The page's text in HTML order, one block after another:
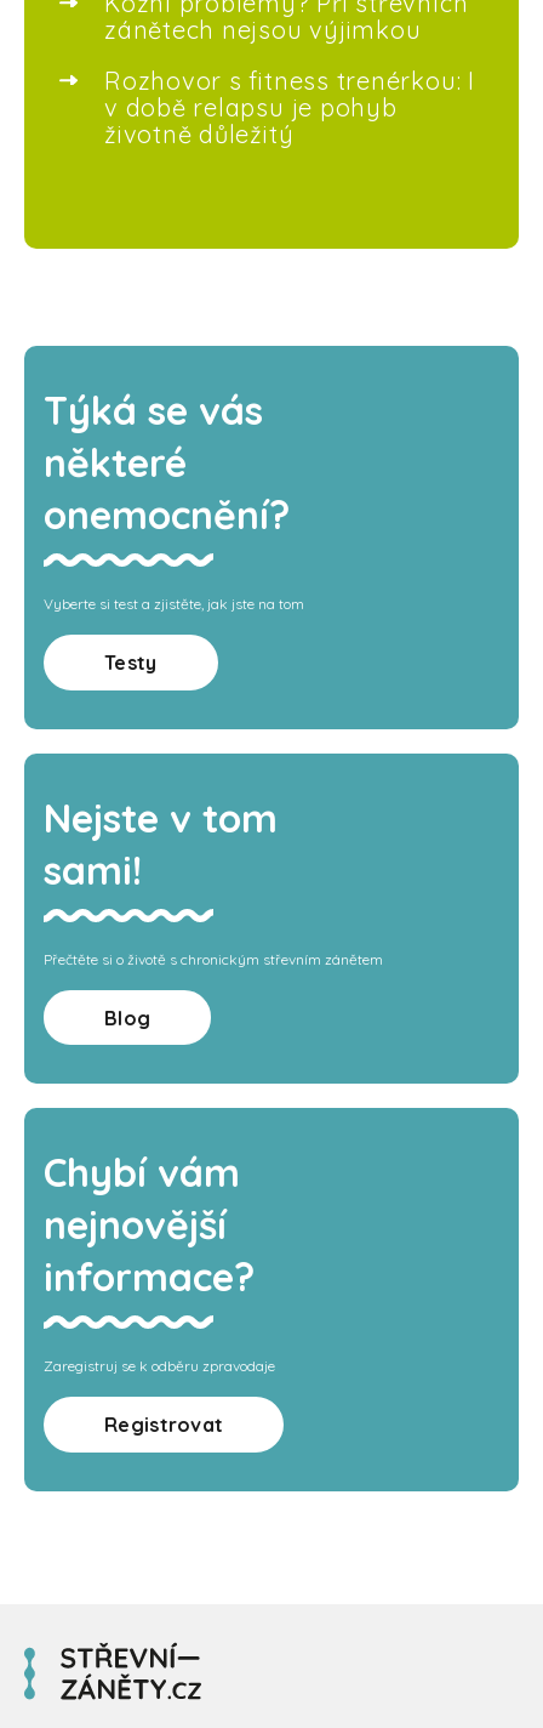
zánětech nejsou výjimkou
Rozhovor s fitness trenérkou: I
v době relapsu je pohyb
životně důležitý
Týká se vás
některé
onemocnění?
Vyberte si test a zjistěte, jak jste na tom
Testy
Nejste v tom
sami!
Přečtěte si o životě s chronickým střevním zánětem
Blog
Chybí vám
nejnovější
informace?
Zaregistruj se k odběru zpravodaje
Registrovat